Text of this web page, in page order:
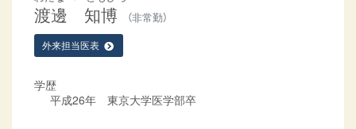
渡邊 知博 （非常勤）
外来担当医表
学歴
平成26年 東京大学医学部卒